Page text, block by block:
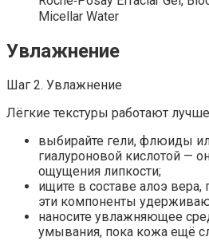
Micellar Water
Увлажнение
Шаг 2. Увлажнение
Лёгкие текстуры работают
выбирайте гели, флюиды
гиалуроновой кислотой —
ощущения липкости;
ищите в составе алоэ вера,
эти компоненты
наносите увлажняющее
умывания, пока кожа ещё